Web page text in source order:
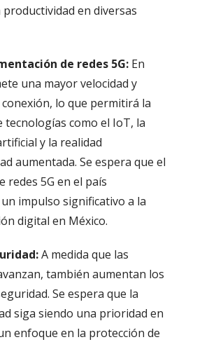
productividad en diversas
de redes 5G: En
una mayor velocidad y
conexión, lo que permitirá la
tecnologías como el IoT, la
y la realidad
aumentada. Se espera que el
redes 5G en el país
impulso significativo a la
digital en México.
A medida que las
también aumentan los
Se espera que la
siga siendo una prioridad en
enfoque en la protección de